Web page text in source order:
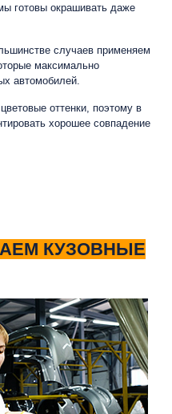
готовы окрашивать даже
случаев применяем
максимально
автомобилей.
оттенки, поэтому в
хорошее совпадение
КУЗОВНЫЕ